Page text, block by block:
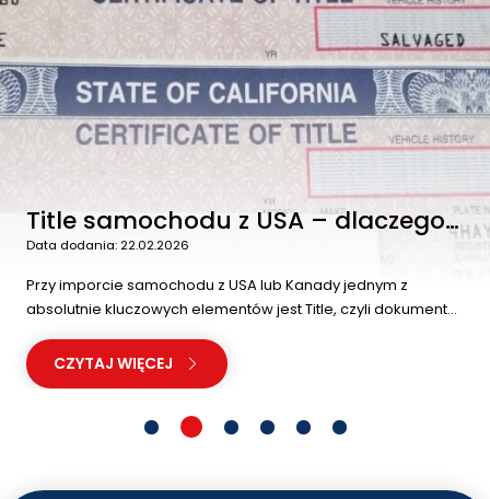
Title samochodu z USA – dlaczego
to ważny dokument?
Data dodania: 22.02.2026
Przy imporcie samochodu z USA lub Kanady jednym z
absolutnie kluczowych elementów jest Title, czyli dokument
CZYTAJ WIĘCEJ